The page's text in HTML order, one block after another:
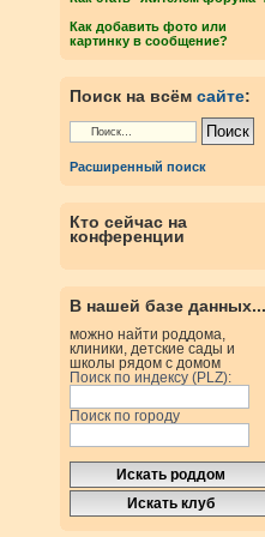
Как добавить фото или
картинку в сообщение?
Поиск на всём сайте:
Расширенный поиск
Кто сейчас на
конференции
В нашей базе данных...
можно найти роддома,
клиники, детские сады и
школы рядом с домом
Поиск по индексу (PLZ):
Поиск по городу